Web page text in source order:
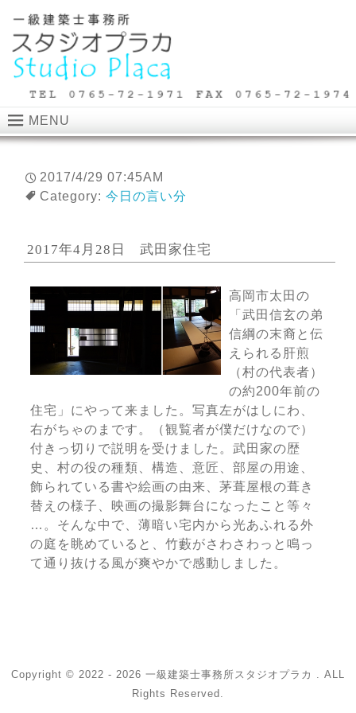
MENU
2017/4/29 07:45AM
Category: 今日の言い分
2017年4月28日 武田家住宅
高岡市太田の
「武田信玄の弟
信綱の末裔と伝
えられる肝煎
（村の代表者）
の約200年前の
住宅」にやって来ました。写真左がはしにわ、
右がちゃのまです。（観覧者が僕だけなので）
付きっ切りで説明を受けました。武田家の歴
史、村の役の種類、構造、意匠、部屋の用途、
飾られている書や絵画の由来、茅葺屋根の葺き
替えの様子、映画の撮影舞台になったこと等々
…。そんな中で、薄暗い宅内から光あふれる外
の庭を眺めていると、竹藪がさわさわっと鳴っ
て通り抜ける風が爽やかで感動しました。
Copyright © 2022 - 2026 一級建築士事務所スタジオプラカ . ALL
Rights Reserved.